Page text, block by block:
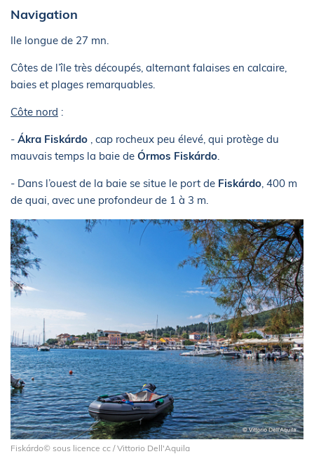
Navigation
Ile longue de 27 mn.
Côtes de l’île très découpés, alternant falaises en calcaire,
baies et plages remarquables.
Côte nord :
- Ákra Fiskárdo , cap rocheux peu élevé, qui protège du
mauvais temps la baie de Órmos Fiskárdo
- Dans l’ouest de la baie se situe le port de Fiskárdo , 400 m
de quai, avec une profondeur de 1 à 3 m.
Fiskárdo© sous licence cc / Vittorio Dell'Aquila